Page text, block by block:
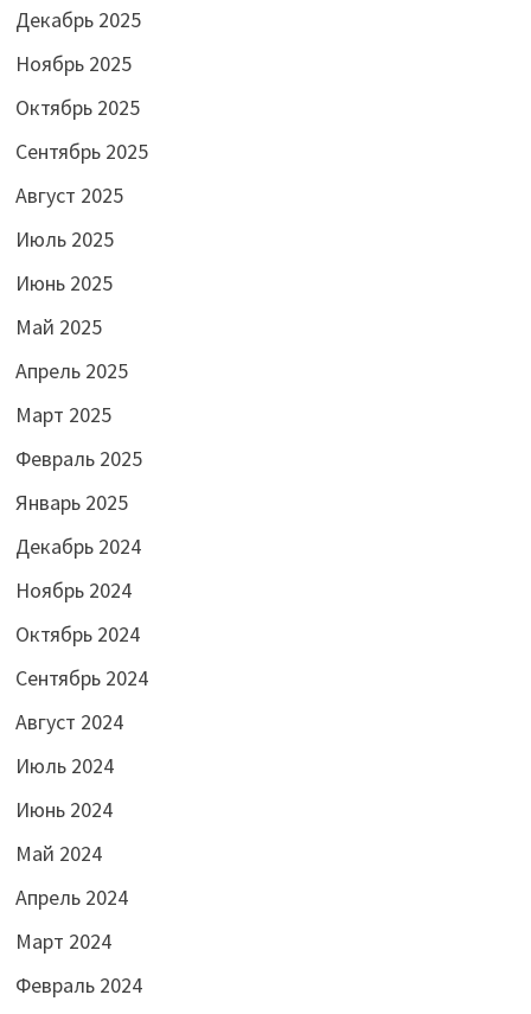
Декабрь 2025
Ноябрь 2025
Октябрь 2025
Сентябрь 2025
Август 2025
Июль 2025
Июнь 2025
Май 2025
Апрель 2025
Март 2025
Февраль 2025
Январь 2025
Декабрь 2024
Ноябрь 2024
Октябрь 2024
Сентябрь 2024
Август 2024
Июль 2024
Июнь 2024
Май 2024
Апрель 2024
Март 2024
Февраль 2024